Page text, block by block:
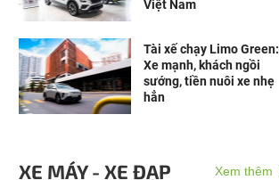
Việt Nam
Tài xế chạy Limo Green:
Xe mạnh, khách ngồi
sướng, tiền nuôi xe nhẹ
hẳn
XE MÁY - XE ĐẠP Xem thêm